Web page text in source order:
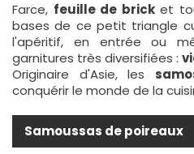
Farce, feuille de bricket
bases de ce petit triangle
l'apéritif, en entrée ou
garnitures très diversifiées :
Originaire d'Asie, les
conquérir le monde de la
Samoussas de poireaux